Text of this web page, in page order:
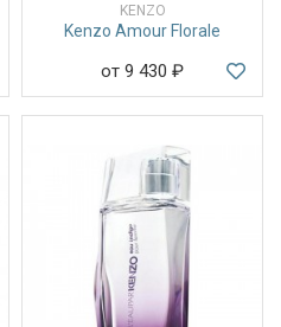
KENZO
Kenzo Amour Florale
от 9 430 ₽